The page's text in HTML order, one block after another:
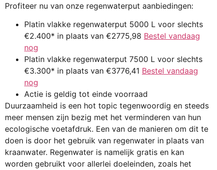
Profiteer nu van onze regenwaterput aanbiedingen:
Platin vlakke regenwaterput 5000 L voor slechts
€2.400* in plaats van €2775,98 Bestel vandaag
nog
Platin vlakke regenwaterput 7500 L voor slechts
€3.300* in plaats van €3776,41 Bestel vandaag
nog
Actie is geldig tot einde voorraad
Duurzaamheid is een hot topic tegenwoordig en steeds
meer mensen zijn bezig met het verminderen van hun
ecologische voetafdruk. Een van de manieren om dit te
doen is door het gebruik van regenwater in plaats van
kraanwater. Regenwater is namelijk gratis en kan
worden gebruikt voor allerlei doeleinden, zoals het